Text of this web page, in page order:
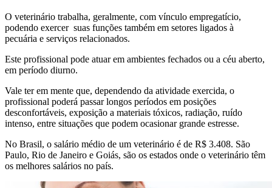
O veterinário trabalha, geralmente, com vínculo empregatício,
podendo exercer suas funções também em setores ligados à
pecuária e serviços relacionados.
Este profissional pode atuar em ambientes fechados ou a céu aberto,
em período diurno.
Vale ter em mente que, dependendo da atividade exercida, o
profissional poderá passar longos períodos em posições
desconfortáveis, exposição a materiais tóxicos, radiação, ruído
intenso, entre situações que podem ocasionar grande estresse.
No Brasil, o salário médio de um veterinário é de R$ 3.408. São
Paulo, Rio de Janeiro e Goiás, são os estados onde o veterinário têm
os melhores salários no país.